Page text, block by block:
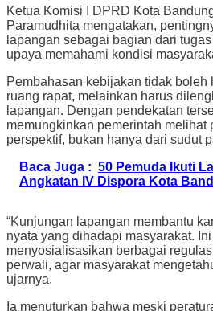
Ketua Komisi I DPRD Kota
Paramudhita mengatakan,
lapangan sebagai bagian dari
upaya memahami kondisi
Pembahasan kebijakan tidak boleh
ruang rapat, melainkan harus
lapangan. Dengan pendekatan
memungkinkan pemerintah melihat
perspektif, bukan hanya dari sudut
Baca Juga : 50 Pemuda Ikuti
Angkatan IV Dispora Kota
“Kunjungan lapangan membantu
nyata yang dihadapi masyarakat.
menyosialisasikan berbagai
perwali, agar masyarakat
ujarnya.
Ia menuturkan bahwa meski